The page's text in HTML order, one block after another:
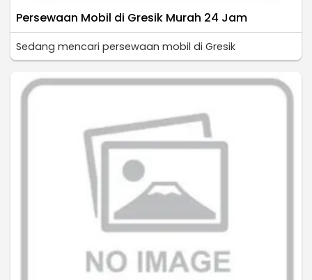
Persewaan Mobil di Gresik Murah 24 Jam
Sedang mencari persewaan mobil di Gresik